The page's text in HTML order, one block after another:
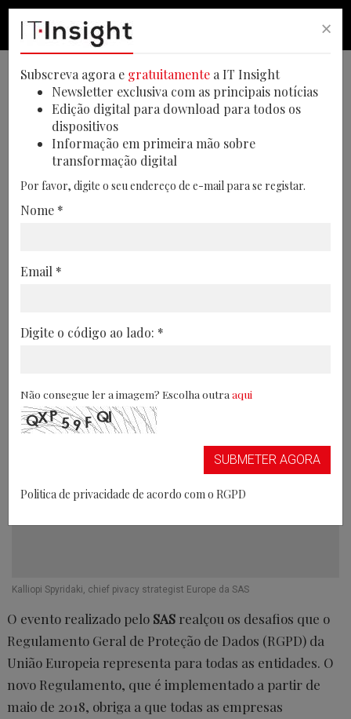
Regulamento Geral de
Proteção de Dados pode
resultar em empresas mais
debateu, esclareceu e partilhou
as suas implicações para os cidadãos e
Kalliopi Spyridaki, chief pivacy strategist Europe da SAS
O evento realizado pelo SAS realçou os desafios que o
Regulamento Geral de Proteção de Dados (RGPD) da
União Europeia representa para todas as entidades. O
novo Regulamento, que é implementado a partir de
maio de 2018, obriga a que todas as empresas
×
Subscreva agora e gratuitamente a IT Insight
Newsletter exclusiva com as principais notícias
Edição digital para download para todos os
dispositivos
Informação em primeira mão sobre
transformação digital
Por favor, digite o seu endereço de e-mail para se registar.
Nome *
Email *
Digite o código ao lado: *
Não consegue ler a imagem? Escolha outra aqui
SUBMETER AGORA
Politica de privacidade de acordo com o RGPD